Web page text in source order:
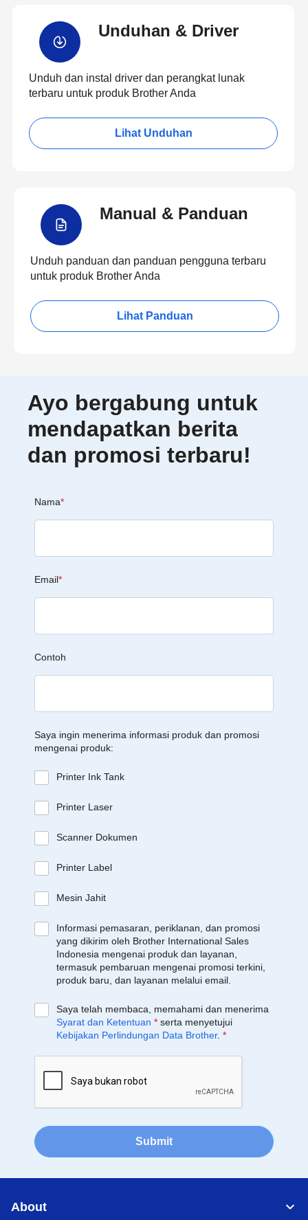
Unduhan & Driver
Unduh dan instal driver dan perangkat lunak
terbaru untuk produk Brother Anda
Lihat Unduhan
Manual & Panduan
Unduh panduan dan panduan pengguna terbaru
untuk produk Brother Anda
Lihat Panduan
Ayo bergabung untuk
mendapatkan berita
dan promosi terbaru!
Nama*
Email*
Contoh
Saya ingin menerima informasi produk dan promosi
mengenai produk:
Printer Ink Tank
Printer Laser
Scanner Dokumen
Printer Label
Mesin Jahit
Informasi pemasaran, periklanan, dan promosi
yang dikirim oleh Brother International Sales
Indonesia mengenai produk dan layanan,
termasuk pembaruan mengenai promosi terkini,
produk baru, dan layanan melalui email.
Saya telah membaca, memahami dan menerima
Syarat dan Ketentuan * serta menyetujui
Kebijakan Perlindungan Data Brother. *
Submit
About